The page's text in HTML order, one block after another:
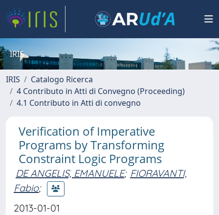
IRIS
IRIS
Catalogo Ricerca
4 Contributo in Atti di Convegno (Proceeding)
4.1 Contributo in Atti di convegno
Verification of Imperative
Programs by Transforming
Constraint Logic Programs
DE ANGELIS, EMANUELE; FIORAVANTI,
Fabio;
2013-01-01